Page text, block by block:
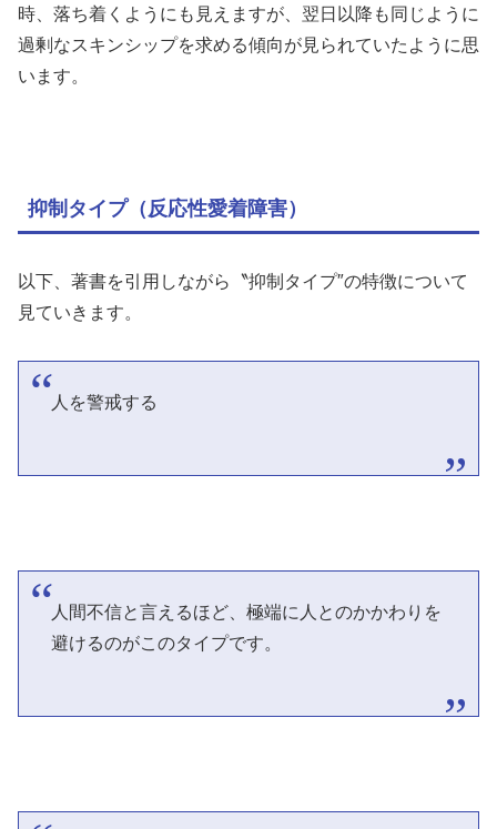
時、落ち着くようにも見えますが、翌日以降も同じように
過剰なスキンシップを求める傾向が見られていたように思
います。
抑制タイプ（反応性愛着障害）
以下、著書を引用しながら〝抑制タイプ″の特徴について
見ていきます。
人を警戒する
人間不信と言えるほど、極端に人とのかかわりを
避けるのがこのタイプです。